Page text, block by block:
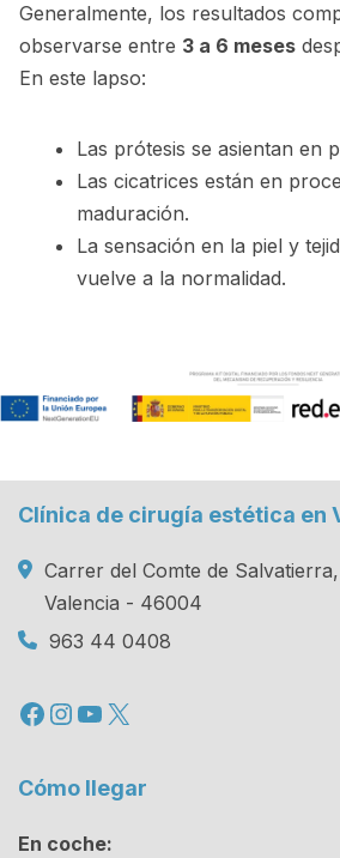
Generalmente, los resultados
observarse entre 3 a 6 meses
En este lapso:
Las prótesis se asientan en
Las cicatrices están en
maduración.
La sensación en la piel y
vuelve a la normalidad.
Clínica de cirugía estética en
Carrer del Comte de
Valencia - 46004
963 44 0408
Facebook
Instagram
YouTube
X
Cómo llegar
En coche: